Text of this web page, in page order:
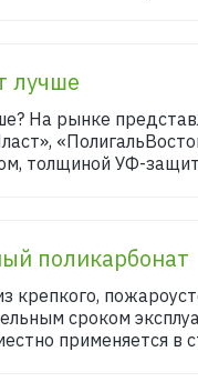
лучше
На рынке
толщиной УФ-
поликарбонат
крепкого,
сроком
применяется в